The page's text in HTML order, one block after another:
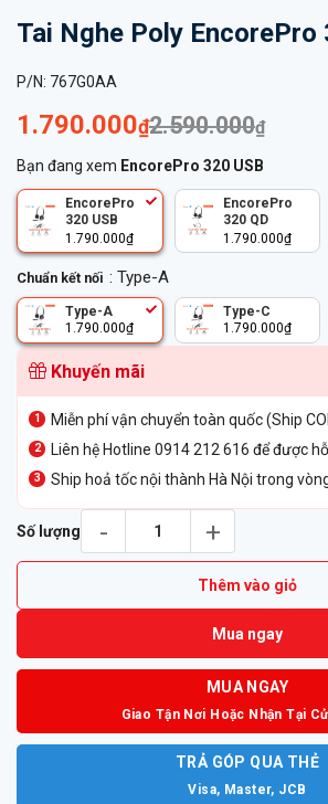
Tai Nghe Poly EncorePro
P/N: 767G0AA
1.790.000₫2.590.000₫
Bạn đang xem EncorePro 320 USB
EncorePro
320 USB
1.790.000₫
EncorePro
320 QD
1.790.000₫
Chuẩn kết nối : Type-A
Type-A
1.790.000₫
Type-C
1.790.000₫
Khuyến mãi
Miễn phí vận chuyển toàn quốc (Ship
Liên hệ Hotline 0914 212 616 để được
Ship hoả tốc nội thành Hà Nội trong
Số lượng
Thêm vào giỏ
Mua ngay
MUA NGAY
Giao Tận Nơi Hoặc Nhận Tại
TRẢ GÓP QUA THẺ
Visa, Master, JCB